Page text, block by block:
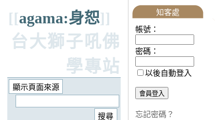
[[agama:身恕]]
台大獅子吼佛
學專站
知客處
帳號：
密碼：
以後自動登入
忘記密碼？